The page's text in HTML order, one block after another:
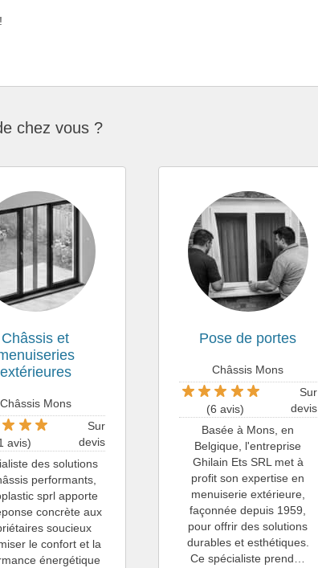
chez vous ?
Châssis et
extérieures
Châssis Mons
avis)
Sur
devis
des solutions
performants,
sprl apporte
concrète aux
soucieux
le confort et la
énergétique
Pose de portes
Châssis Mons
(6 avis)
Sur
devis
Basée à Mons, en
Belgique, l'entreprise
Ghilain Ets SRL met à
profit son expertise en
menuiserie extérieure,
façonnée depuis 1959,
pour offrir des solutions
durables et esthétiques.
Ce spécialiste prend…